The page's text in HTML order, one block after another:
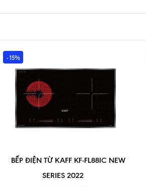
- 15%
BẾP ĐIỆN TỪ KAFF KF-FL88IC NEW
SERIES 2022